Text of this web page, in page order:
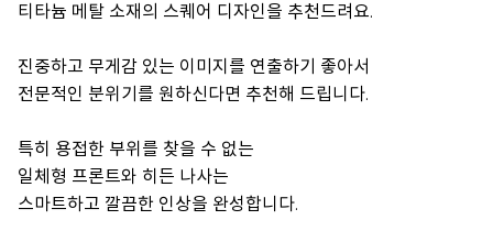
티타늄 메탈 소재의 스퀘어 디자인을 추천드려요.
진중하고 무게감 있는 이미지를 연출하기 좋아서
전문적인 분위기를 원하신다면 추천해 드립니다.
특히 용접한 부위를 찾을 수 없는
일체형 프론트와 히든 나사는
스마트하고 깔끔한 인상을 완성합니다.